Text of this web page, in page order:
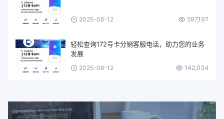
2025-06-12 597,197
轻松查询172号卡分销客服电话，助力您的业务
发展
2025-06-12 142,034